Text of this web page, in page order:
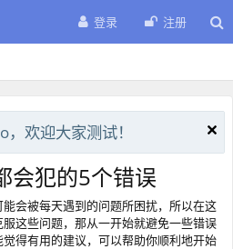
登录 注册
欢迎大家测试！
会犯的5个错误
会被每天遇到的问题所困扰，所以在这
这些问题，那从一开始就避免一些错误
得有用的建议，可以帮助你顺利地开始